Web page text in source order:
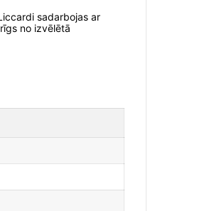
sadarbojas ar
no izvēlētā